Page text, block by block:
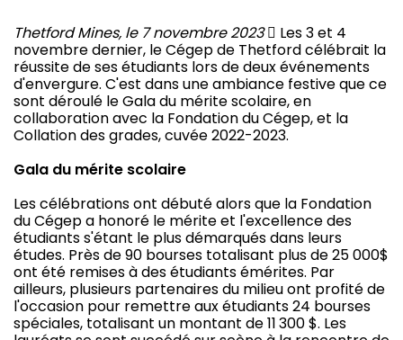
Thetford Mines, le 7 novembre 2023 Les 3 et 4
novembre dernier, le Cégep de Thetford célébrait la
réussite de ses étudiants lors de deux événements
d'envergure. C'est dans une ambiance festive que ce
sont déroulé le Gala du mérite scolaire, en
collaboration avec la Fondation du Cégep, et la
Collation des grades, cuvée 2022-2023.
Gala du mérite scolaire
Les célébrations ont débuté alors que la Fondation
du Cégep a honoré le mérite et l'excellence des
étudiants s'étant le plus démarqués dans leurs
études. Près de 90 bourses totalisant plus de 25 000$
ont été remises à des étudiants émérites. Par
ailleurs, plusieurs partenaires du milieu ont profité de
l'occasion pour remettre aux étudiants 24 bourses
spéciales, totalisant un montant de 11 300 $. Les